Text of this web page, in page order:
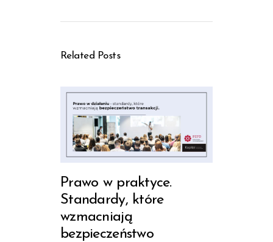
Related Posts
Prawo w praktyce.
Standardy, które
wzmacniają
bezpieczeństwo